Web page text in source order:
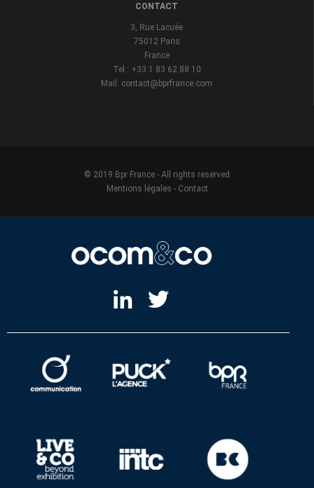
CONTACT
3, Rue Lacuée
75012 Paris
France
Tel : +33 1 83 62 88 10
Mail: contact@bprfrance.com
© 2019 Bpr France - All rights reserved
Mentions légales - Contact